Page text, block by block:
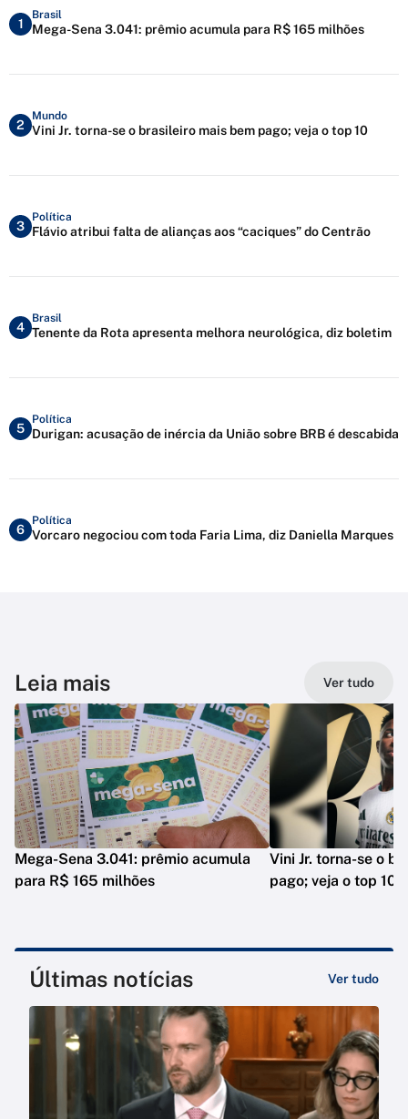
1
Brasil
Mega-Sena 3.041: prêmio acumula para R$ 165 milhões
2
Mundo
Vini Jr. torna-se o brasileiro mais bem pago; veja o top 10
3
Política
Flávio atribui falta de alianças aos “caciques” do Centrão
4
Brasil
Tenente da Rota apresenta melhora neurológica, diz boletim
5
Política
Durigan: acusação de inércia da União sobre BRB é descabida
6
Política
Vorcaro negociou com toda Faria Lima, diz Daniella Marques
Leia mais Ver tudo
Mega-Sena 3.041: prêmio acumula
para R$ 165 milhões
Vini Jr. torna-se o
pago; veja o top 10
Últimas notícias Ver tudo